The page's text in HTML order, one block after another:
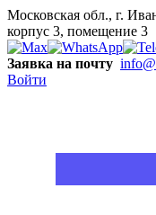
Московская обл., г.
корпус 3, помещение 3
Заявка на почту
Войти